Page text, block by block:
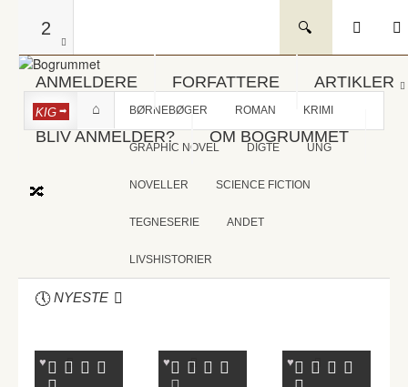
2
ANMELDERE FORFATTERE ARTIKLER
BLIV ANMELDER? OM BOGRUMMET
KIG BØRNEBØGER ROMAN KRIMI
GRAPHIC NOVEL DIGTE UNG
NOVELLER SCIENCE FICTION
TEGNESERIE ANDET
LIVSHISTORIER
NYESTE